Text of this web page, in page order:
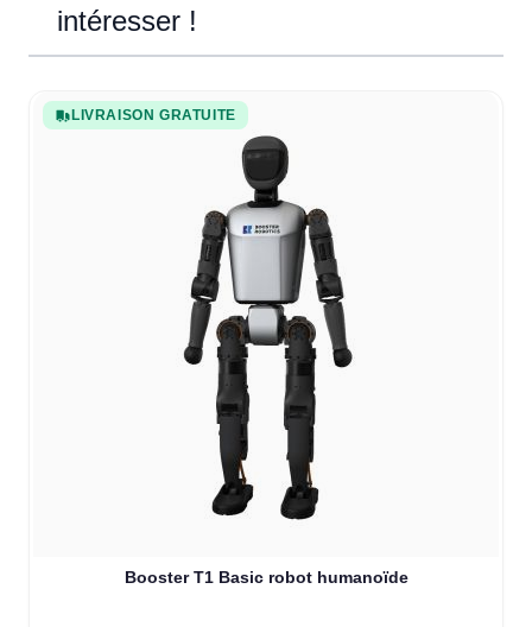
intéresser !
Navigating through the elements of the carousel is
Press to skip carousel
Press to go to carousel navigation
LIVRAISON GRATUITE
Booster T1 Basic robot humanoïde